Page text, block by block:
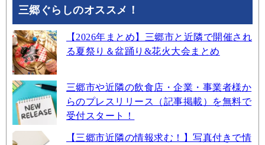
三郷ぐらしのオススメ！
【2026年まとめ】三郷市と近隣で開催され
る夏祭り＆盆踊り&花火大会まとめ
三郷市や近隣の飲食店・企業・事業者様か
らのプレスリリース（記事掲載）を無料で
受付スタート！
【三郷市近隣の情報求む！】写真付きで情